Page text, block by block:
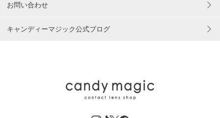
お問い合わせ
キャンディーマジック公式ブログ